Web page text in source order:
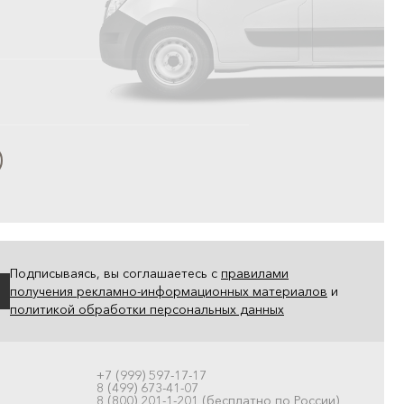
Подписываясь, вы соглашаетесь с правилами
получения рекламно-информационных материалов и
политикой обработки персональных данных
+7 (999) 597-17-17
8 (499) 673-41-07
8 (800) 201-1-201 (бесплатно по России)